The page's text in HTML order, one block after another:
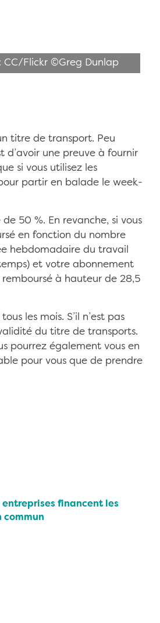
CC/Flickr ©Greg Dunlap
titre de transport. Peu
une preuve à fournir
si vous utilisez les
partir en balade le week-
50 %. En revanche, si vous
en fonction du nombre
hebdomadaire du travail
et votre abonnement
à hauteur de 28,5
les mois. S’il n’est pas
du titre de transports.
pourrez également vous en
pour vous que de prendre
entreprises financent les
commun